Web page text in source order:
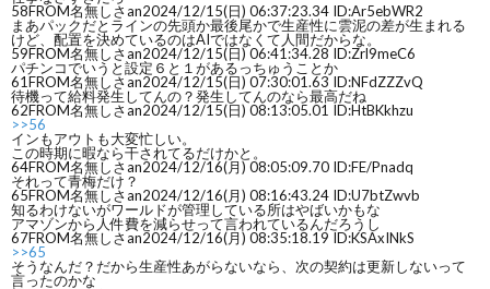
58FROM名無しさan2024/12/15(日) 06:37:23.34 ID:Ar5ebWR2
まあパックだとラインの先頭か最後尾かで生産性に雲泥の差が生まれる
けど、配置を決めているのはAIではなくて人間だからな。
59FROM名無しさan2024/12/15(日) 06:41:34.28 ID:Zrl9meC6
パチンコでいうと設定６と１があるっちゅうことか
61FROM名無しさan2024/12/15(日) 07:30:01.63 ID:NFdZZZvQ
待機って給料発生してんの？発生してんのなら最高だね
62FROM名無しさan2024/12/15(日) 08:13:05.01 ID:HtBKkhzu
>>56
インもアウトも大変忙しい。
この時期に暇なら干されてるだけかと。
64FROM名無しさan2024/12/16(月) 08:05:09.70 ID:FE/Pnadq
それって青梅だけ？
65FROM名無しさan2024/12/16(月) 08:16:43.24 ID:U7btZwvb
知るわけないがワールドが管理している所はやばいかもな
アマゾンから人件費を減らせって言われているんだろうし
67FROM名無しさan2024/12/16(月) 08:35:18.19 ID:KSAxINkS
>>65
そうなんだ？だから生産性あがらないなら、次の契約は更新しないって
言ったのかな